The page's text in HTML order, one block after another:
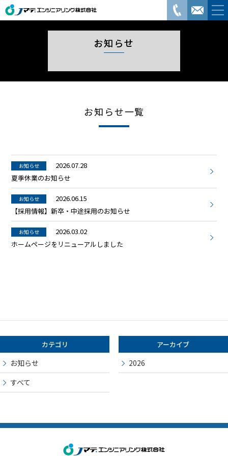
お知らせ
お知らせ一覧
お知らせ
2026.07.28
夏季休業のお知らせ
お知らせ
2026.06.15
【採用情報】新卒・中途採用のお知らせ
お知らせ
2026.03.02
ホームページをリニューアルしました
カテゴリ
お知らせ
すべて
アーカイブ
2026